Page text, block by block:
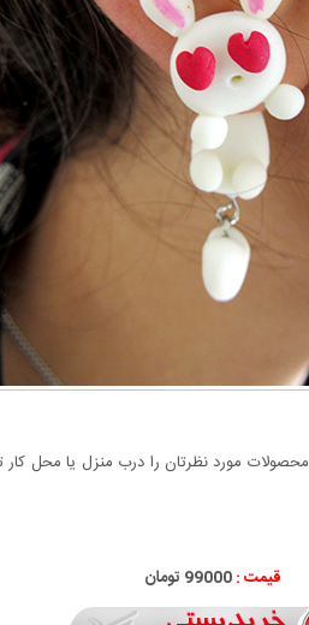
مورد نظرتان را درب منزل یا محل کار
قیمت :99000 تومان